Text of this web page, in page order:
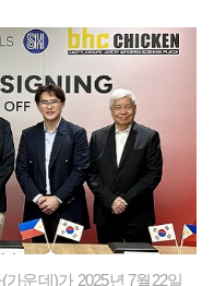
운데)가 2025년 7월22일